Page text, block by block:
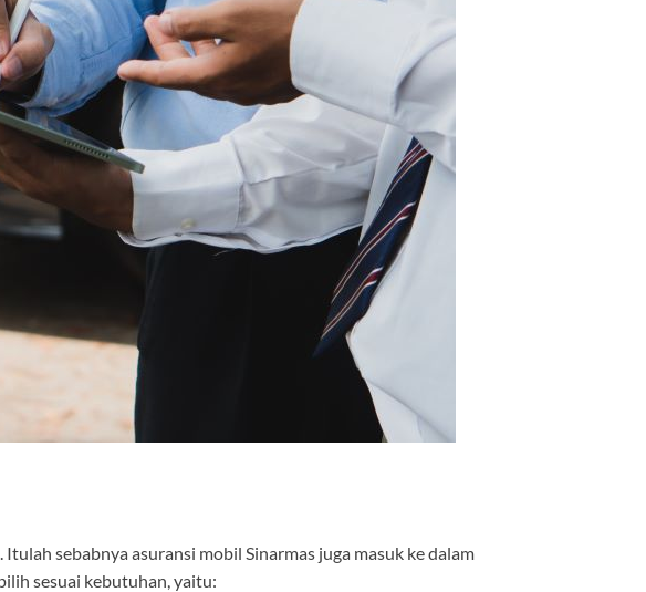
sebabnya asuransi mobil Sinarmas juga masuk ke dalam
sesuai kebutuhan, yaitu: